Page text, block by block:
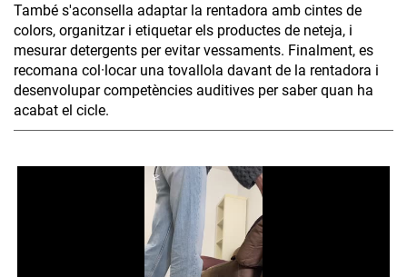
També s'aconsella adaptar la rentadora amb cintes de
colors, organitzar i etiquetar els productes de neteja, i
mesurar detergents per evitar vessaments. Finalment, es
recomana col·locar una tovallola davant de la rentadora i
desenvolupar competències auditives per saber quan ha
acabat el cicle.